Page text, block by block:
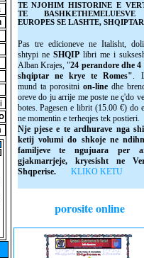
TE NJOHIM HISTORINE E
TE
EUROPES SE LASHTE,
Pas tre edicioneve ne Italisht,
shtypi ne SHQIPlibri me i
Alban Krajes, "24 perandore dhe 4
shqiptar ne krye te Romes".
mund ta porositni on-linedhe
oreve do ju arrije me poste ne ç'do
botes. Pagesen e librit (15.00 €) do
ne momentin e terheqjes tek postieri.
Nje pjese e te ardhurave nga
ketij volumi do shkoje ne
familjeve te ngujuara per
gjakmarrjeje, kryesisht ne
Shqperise.
KLIKO KETU
porosite online